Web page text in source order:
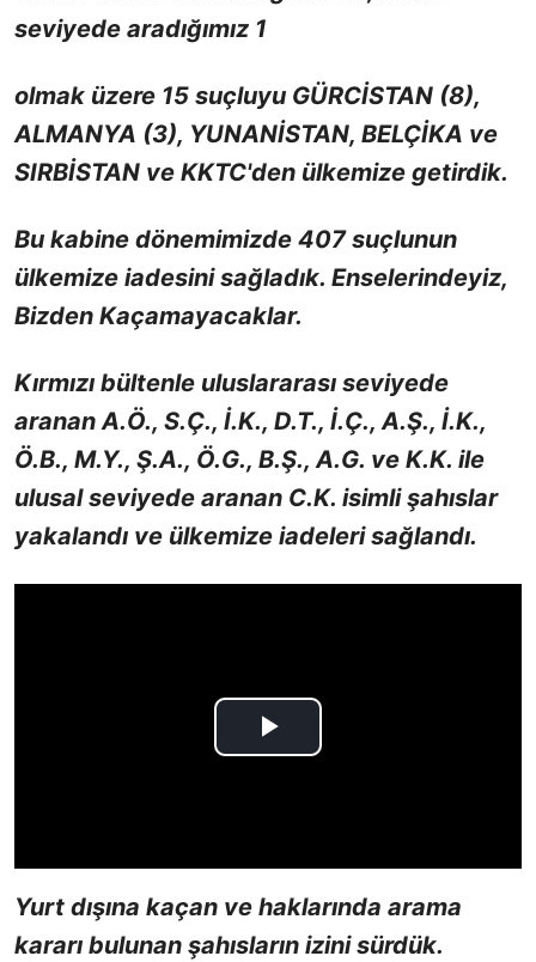
seviyede aradığımız 1
olmak üzere 15 suçluyu GÜRCİSTAN (8),
ALMANYA (3), YUNANİSTAN, BELÇİKA ve
SIRBİSTAN ve KKTC'den ülkemize getirdik.
Bu kabine dönemimizde 407 suçlunun
ülkemize iadesini sağladık. Enselerindeyiz,
Bizden Kaçamayacaklar.
Kırmızı bültenle uluslararası seviyede
aranan A.Ö., S.Ç., İ.K., D.T., İ.Ç., A.Ş., İ.K.,
Ö.B., M.Y., Ş.A., Ö.G., B.Ş., A.G. ve K.K. ile
ulusal seviyede aranan C.K. isimli şahıslar
yakalandı ve ülkemize iadeleri sağlandı.
Yurt dışına kaçan ve haklarında arama
kararı bulunan şahısların izini sürdük.